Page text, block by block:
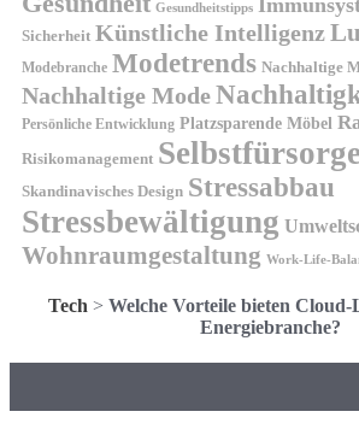
Gesundheitstipps
Sicherheit Künstliche Intelligenz
Modebranche Modetrends Nachhaltige
Nachhaltige Mode
Persönliche Entwicklung Platzsparende Möbel
Risikomanagement
Skandinavisches Design Stressabbau
Stressbewältigung
Wohnraumgestaltung Work-Life-
Tech > Welche Vorteile bieten
Energiebranche?